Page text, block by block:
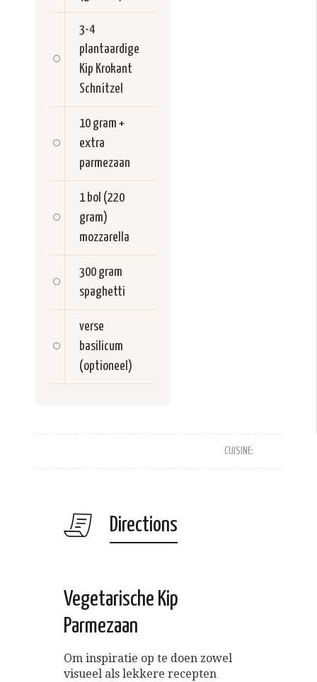
3-4
plantaardige
Kip Krokant
Schnitzel
10 gram +
extra
parmezaan
1 bol (220
gram)
mozzarella
300 gram
spaghetti
verse
basilicum
(optioneel)
CUISINE:
Directions
Vegetarische Kip
Parmezaan
Om inspiratie op te doen zowel
visueel als lekkere recepten